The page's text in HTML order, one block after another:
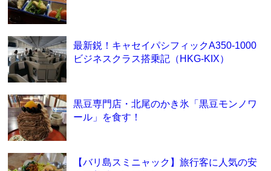
最新鋭！キャセイパシフィックA350-1000
ビジネスクラス搭乗記（HKG-KIX）
黒豆専門店・北尾のかき氷「黒豆モンノワ
ール」を食す！
【バリ島スミニャック】旅行客に人気の安